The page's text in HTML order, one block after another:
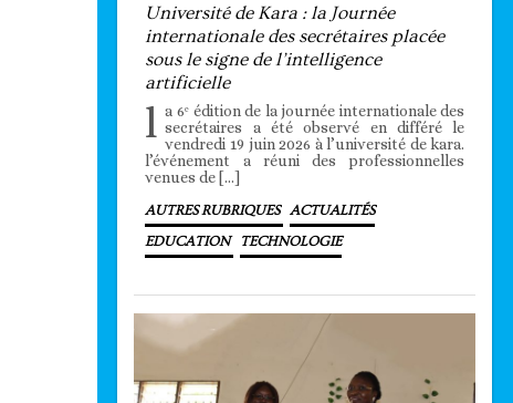
Université de Kara : la Journée
internationale des secrétaires placée
sous le signe de l’intelligence
artificielle
l a 6ᵉ édition de la journée internationale des
secrétaires a été observé en différé le
vendredi 19 juin 2026 à l’université de kara.
l’événement a réuni des professionnelles
venues de […]
AUTRES RUBRIQUES ACTUALITÉS
EDUCATION TECHNOLOGIE